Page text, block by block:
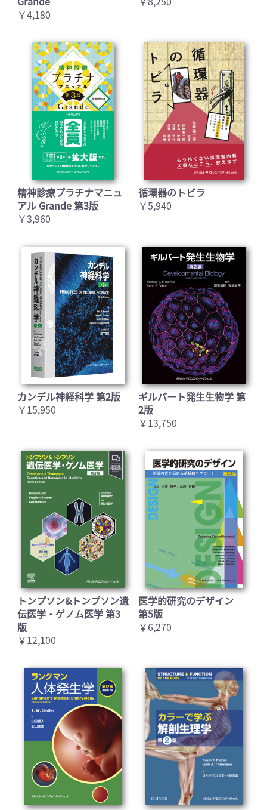
￥4,180
精神診療プラチナマニュ
アル Grande 第3版
￥3,960
循環器のトビラ
￥5,940
カンデル神経科学 第2版
￥15,950
ギルバート発生生物学 第
2版
￥13,750
トンプソン&トンプソン遺
伝医学・ゲノム医学 第3
版
￥12,100
医学的研究のデザイン
第5版
￥6,270